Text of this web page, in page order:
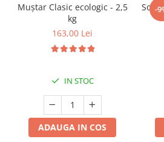
Muștar Clasic ecologic - 2,5
kg
163,00 Lei
IN STOC
ADAUGA IN COS
-